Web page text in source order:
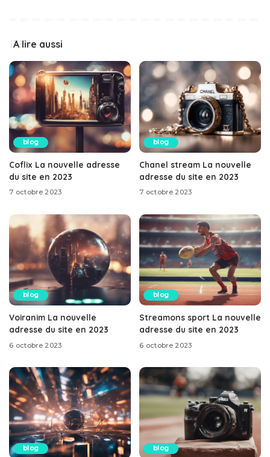
A lire aussi
blog
Coflix La nouvelle adresse
du site en 2023
7 octobre 2023
blog
Chanel stream La nouvelle
adresse du site en 2023
7 octobre 2023
blog
Voiranim La nouvelle
adresse du site en 2023
6 octobre 2023
blog
Streamons sport La nouvelle
adresse du site en 2023
6 octobre 2023
blog blog